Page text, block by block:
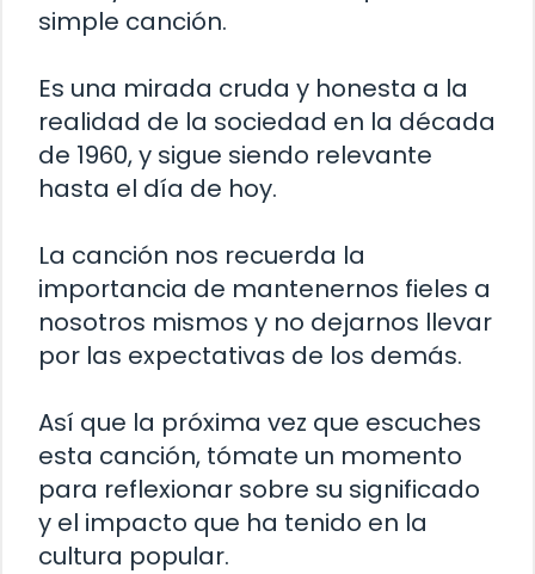
simple canción.
Es una mirada cruda y honesta a la
realidad de la sociedad en la década
de 1960, y sigue siendo relevante
hasta el día de hoy.
La canción nos recuerda la
importancia de mantenernos fieles a
nosotros mismos y no dejarnos llevar
por las expectativas de los demás.
Así que la próxima vez que escuches
esta canción, tómate un momento
para reflexionar sobre su significado
y el impacto que ha tenido en la
cultura popular.